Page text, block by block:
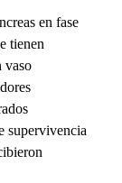
en fase
tienen
vaso
supervivencia